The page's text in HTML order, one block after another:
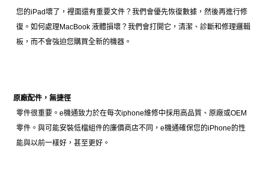
您的iPad壞了，裡面還有重要文件？我們會優先恢復數據，然後再進行修
復。如何處理MacBook 液體損壞？我們會打開它，清潔、診斷和修理邏輯
板，而不會強迫您購買全新的機器。
原廠配件，無捷徑
零件很重要。e機通致力於在每次iphone維修中採用高品質、原廠或OEM
零件。與可能安裝低檔組件的廉價商店不同，e機通確保您的iPhone的性
能與以前一樣好，甚至更好。